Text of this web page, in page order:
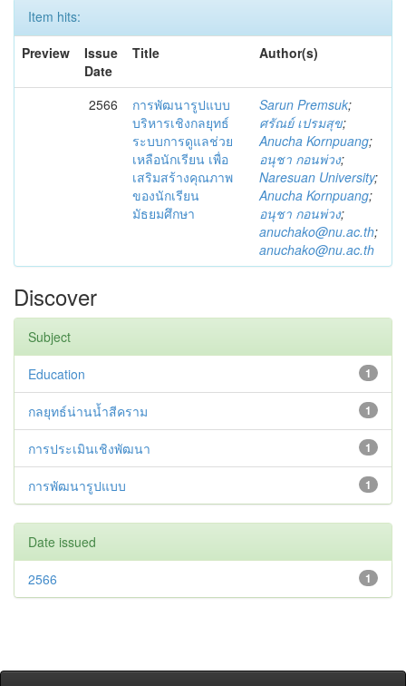
Item hits:
Preview
Issue
Date
Title Author(s)
2566
การพัฒนารูปแบบ
บริหารเชิงกลยุทธ์
ระบบการดูแลช่วย
เหลือนักเรียน เพื่อ
เสริมสร้างคุณภาพ
ของนักเรียน
มัธยมศึกษา
Sarun Premsuk;
ศรัณย์ เปรมสุข;
Anucha Kornpuang;
อนุชา กอนพ่วง;
Naresuan University;
Anucha Kornpuang;
อนุชา กอนพ่วง;
anuchako@nu.ac.th;
anuchako@nu.ac.th
Discover
Subject
1
Education
1
กลยุทธ์น่านน้ำสีคราม
1
การประเมินเชิงพัฒนา
1
การพัฒนารูปแบบ
Date issued
1
2566